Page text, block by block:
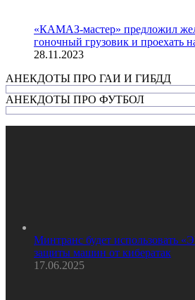
«КАМАЗ-мастер» предложил
гоночный грузовик и проехать
28.11.2023
АНЕКДОТЫ ПРО ГАИ И ГИБДД
АНЕКДОТЫ ПРО ФУТБОЛ
Минтранс будет использовать
защиты машин от кибератак
17.06.2025